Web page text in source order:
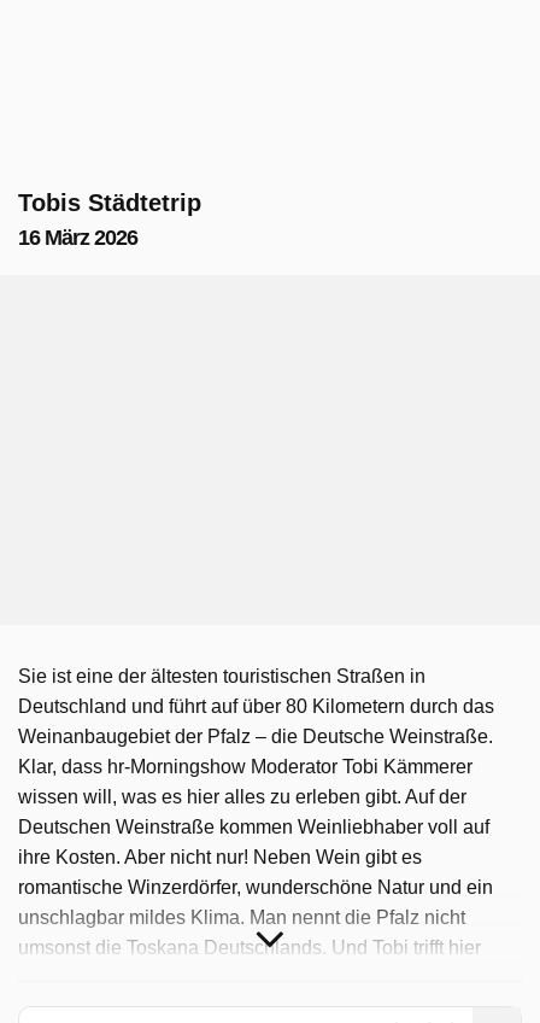
Tobis Städtetrip
16 März 2026
Sie ist eine der ältesten touristischen Straßen in
Deutschland und führt auf über 80 Kilometern durch das
Weinanbaugebiet der Pfalz – die Deutsche Weinstraße.
Klar, dass hr-Morningshow Moderator Tobi Kämmerer
wissen will, was es hier alles zu erleben gibt. Auf der
Deutschen Weinstraße kommen Weinliebhaber voll auf
ihre Kosten. Aber nicht nur! Neben Wein gibt es
romantische Winzerdörfer, wunderschöne Natur und ein
unschlagbar mildes Klima. Man nennt die Pfalz nicht
umsonst die Toskana Deutschlands. Und Tobi trifft hier
auf keinen Fall verpasst werden sollte.